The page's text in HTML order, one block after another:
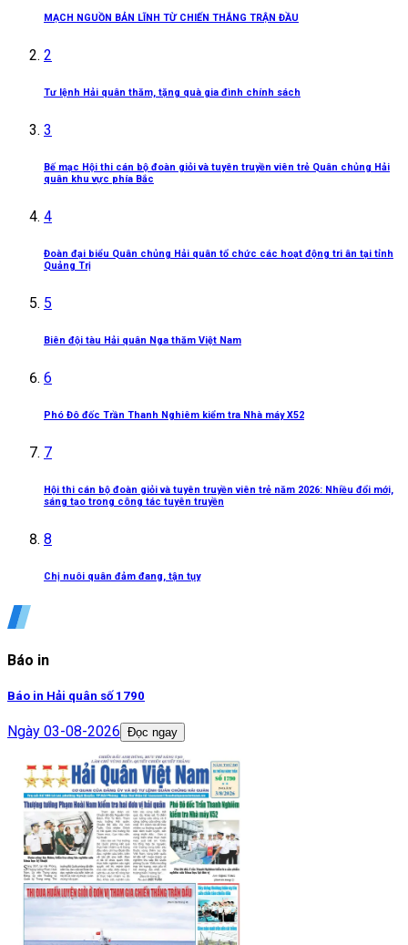
MẠCH NGUỒN BẢN LĨNH TỪ CHIẾN THẮNG TRẬN ĐẦU
2
Tư lệnh Hải quân thăm, tặng quà gia đình chính sách
3
Bế mạc Hội thi cán bộ đoàn giỏi và tuyên truyền viên trẻ Quân chủng Hải
quân khu vực phía Bắc
4
Đoàn đại biểu Quân chủng Hải quân tổ chức các hoạt động tri ân tại tỉnh
Quảng Trị
5
Biên đội tàu Hải quân Nga thăm Việt Nam
6
Phó Đô đốc Trần Thanh Nghiêm kiểm tra Nhà máy X52
7
Hội thi cán bộ đoàn giỏi và tuyên truyền viên trẻ năm 2026: Nhiều đổi mới,
sáng tạo trong công tác tuyên truyền
8
Chị nuôi quân đảm đang, tận tụy
Báo in
Báo in Hải quân số 1790
Ngày 03-08-2026 Đọc ngay